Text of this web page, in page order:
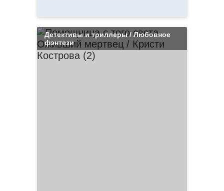
Детективы и триллеры / Любовное
фэнтези